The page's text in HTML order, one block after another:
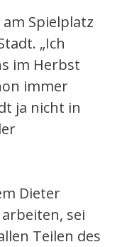
Spielplatz
„Ich
im Herbst
immer
ja nicht in
Dieter
sei
Teilen des